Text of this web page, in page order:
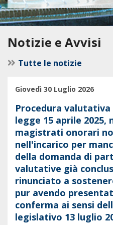
Notizie e Avvisi
Tutte le notizie
Giovedì 30 Luglio 2026
Procedura
legge 15 aprile 2025,
magistrati onorari
nell'incarico per
della domanda di
valutative già
rinunciato a
pur avendo
conferma ai sensi
legislativo 13 luglio